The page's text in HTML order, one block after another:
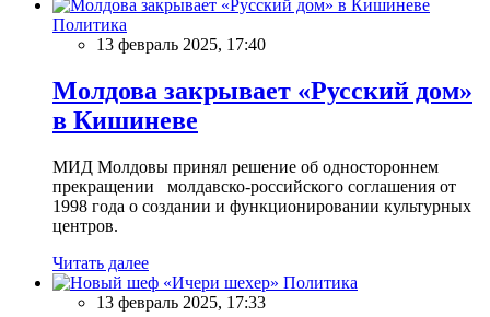
Политика
13 февраль 2025, 17:40
Молдова закрывает «Русский дом»
в Кишиневе
МИД Молдовы принял решение об одностороннем
прекращении молдавско-российского соглашения от
1998 года о создании и функционировании культурных
центров.
Читать далее
Политика
13 февраль 2025, 17:33